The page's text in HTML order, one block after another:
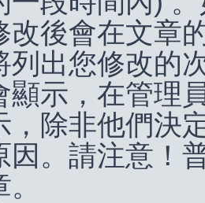
改後會在文章
列出您修改的
顯示，在管理
，除非他們決
因。請注意！